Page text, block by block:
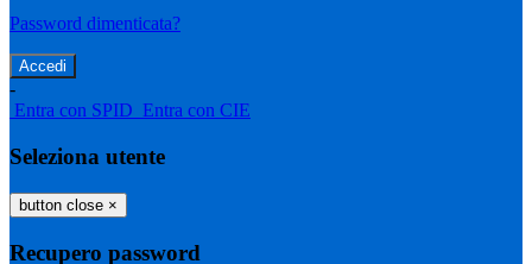
Password dimenticata?
-
Entra con SPID Entra con CIE
Seleziona utente
button close ×
Recupero password